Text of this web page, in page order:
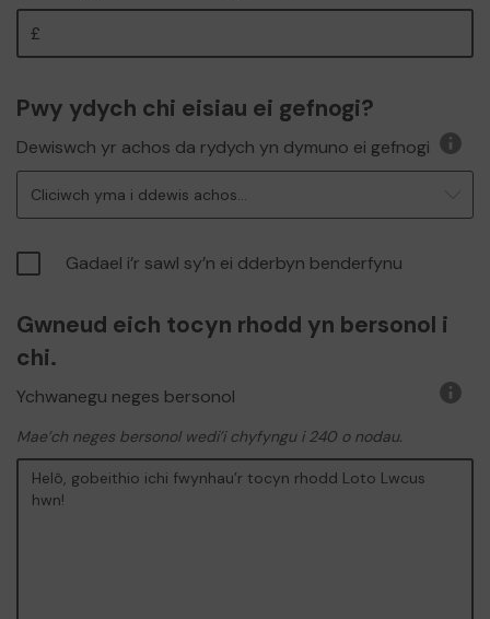
Pwy ydych chi eisiau ei gefnogi?
Dewiswch yr achos da rydych yn dymuno ei gefnogi
o
Cliciwch yma i ddewis achos...
Gadael i’r sawl sy’n ei dderbyn benderfynu
Gwneud eich tocyn rhodd yn bersonol i
chi.
Ychwanegu neges bersonol
Mae’ch neges bersonol wedi’i chyfyngu i 240 o nodau.